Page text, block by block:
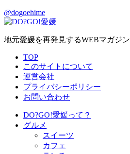
@dogoehime
地元愛媛を再発見するWEBマガジン
TOP
このサイトについて
運営会社
プライバシーポリシー
お問い合わせ
DO?GO!愛媛って？
グルメ
スイーツ
カフェ